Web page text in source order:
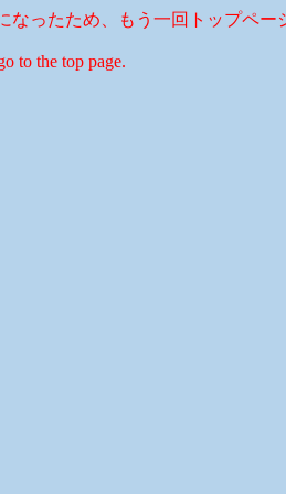
なったため、もう一回トップペー
to the top page.